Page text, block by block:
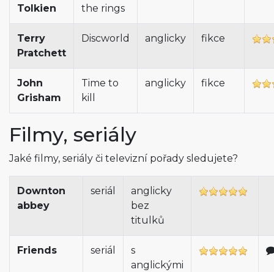
Tolkien
the rings
Terry
Pratchett
Discworld anglicky fikce
John
Grisham
Time to
kill
anglicky fikce
Filmy, seriály
Jaké filmy, seriály či televizní pořady sledujete?
Downton
abbey
seriál
anglicky
bez
titulků
Friends seriál
s
anglickými